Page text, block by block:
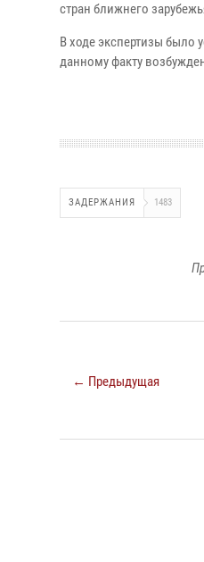
стран ближнего
В ходе экспертизы было
данному факту
ЗАДЕРЖАНИЯ 1483
← Предыдущая